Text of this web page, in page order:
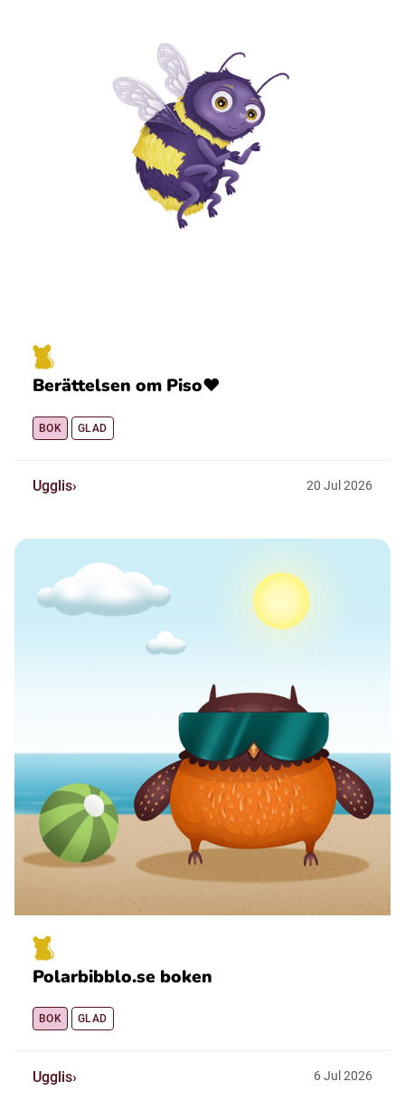
Berättelsen om Piso❤️
BOK GLAD
Ugglis 20 Jul 2026
Polarbibblo.se boken
BOK GLAD
Ugglis 6Jul 2026